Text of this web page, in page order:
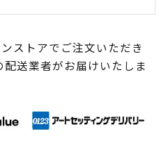
ストアでご注文いただき
送業者がお届けいたしま